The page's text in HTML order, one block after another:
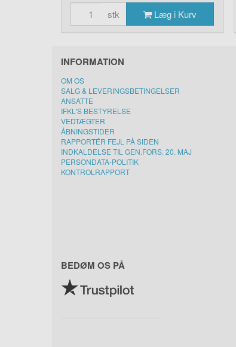
stk Læg i Kurv
INFORMATION
OM OS
SALG & LEVERINGSBETINGELSER
ANSATTE
IFKL'S BESTYRELSE
VEDTÆGTER
ÅBNINGSTIDER
RAPPORTÉR FEJL PÅ SIDEN
INDKALDELSE TIL GEN.FORS. 20. MAJ
PERSONDATA-POLITIK
KONTROLRAPPORT
BEDØM OS PÅ